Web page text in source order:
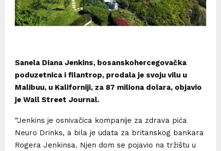
Sanela Diana Jenkins, bosanskohercegovačka
poduzetnica i filantrop, prodala je svoju vilu u
Malibuu, u Kaliforniji, za 87 miliona dolara, objavio
je Wall Street Journal.
“Jenkins je osnivačica kompanije za zdrava pića
Neuro Drinks, a bila je udata za britanskog bankara
Rogera Jenkinsa. Njen dom se pojavio na tržištu u